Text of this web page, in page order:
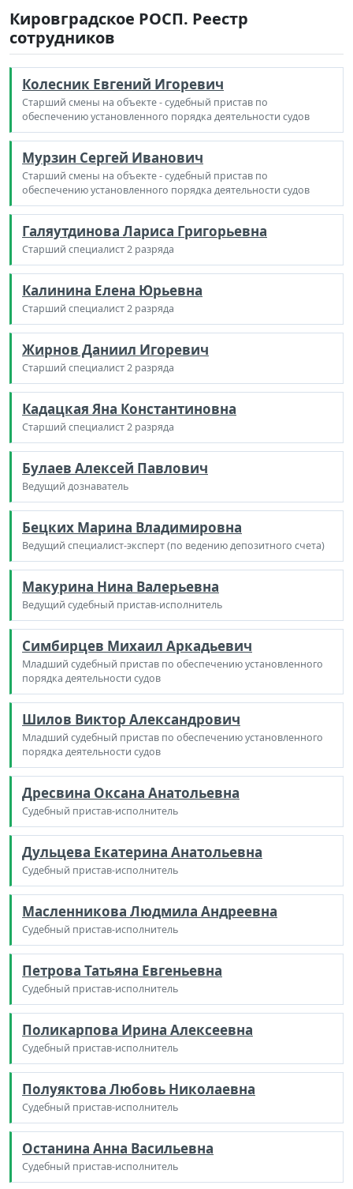
Кировградское РОСП. Реестр
сотрудников
Колесник Евгений Игоревич
Старший смены на объекте - судебный пристав по
обеспечению установленного порядка деятельности судов
Мурзин Сергей Иванович
Старший смены на объекте - судебный пристав по
обеспечению установленного порядка деятельности судов
Галяутдинова Лариса Григорьевна
Старший специалист 2 разряда
Калинина Елена Юрьевна
Старший специалист 2 разряда
Жирнов Даниил Игоревич
Старший специалист 2 разряда
Кадацкая Яна Константиновна
Старший специалист 2 разряда
Булаев Алексей Павлович
Ведущий дознаватель
Бецких Марина Владимировна
Ведущий специалист-эксперт (по ведению депозитного счета)
Макурина Нина Валерьевна
Ведущий судебный пристав-исполнитель
Симбирцев Михаил Аркадьевич
Младший судебный пристав по обеспечению установленного
порядка деятельности судов
Шилов Виктор Александрович
Младший судебный пристав по обеспечению установленного
порядка деятельности судов
Дресвина Оксана Анатольевна
Судебный пристав-исполнитель
Дульцева Екатерина Анатольевна
Судебный пристав-исполнитель
Масленникова Людмила Андреевна
Судебный пристав-исполнитель
Петрова Татьяна Евгеньевна
Судебный пристав-исполнитель
Поликарпова Ирина Алексеевна
Судебный пристав-исполнитель
Полуяктова Любовь Николаевна
Судебный пристав-исполнитель
Останина Анна Васильевна
Судебный пристав-исполнитель